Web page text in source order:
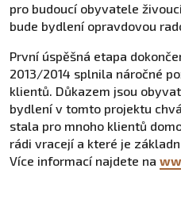
pro budoucí obyvatele
bude bydlení opravdovou
První úspěšná etapa
2013/2014 splnila náročné
klientů. Důkazem jsou
bydlení v tomto projektu
stala pro mnoho klientů
rádi vracejí a které je
Více informací najdete na